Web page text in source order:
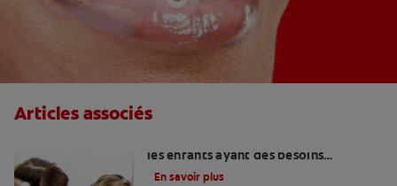
Articles associés
les enfants ayant des besoins
particuliers
En savoir plus